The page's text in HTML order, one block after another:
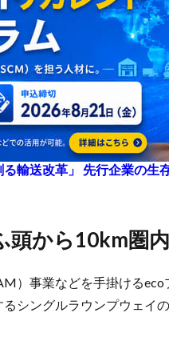
輸送改革」 先行企業の生
頭から10km圏内
）事業などを手掛ける
シングルラウンプウェイ